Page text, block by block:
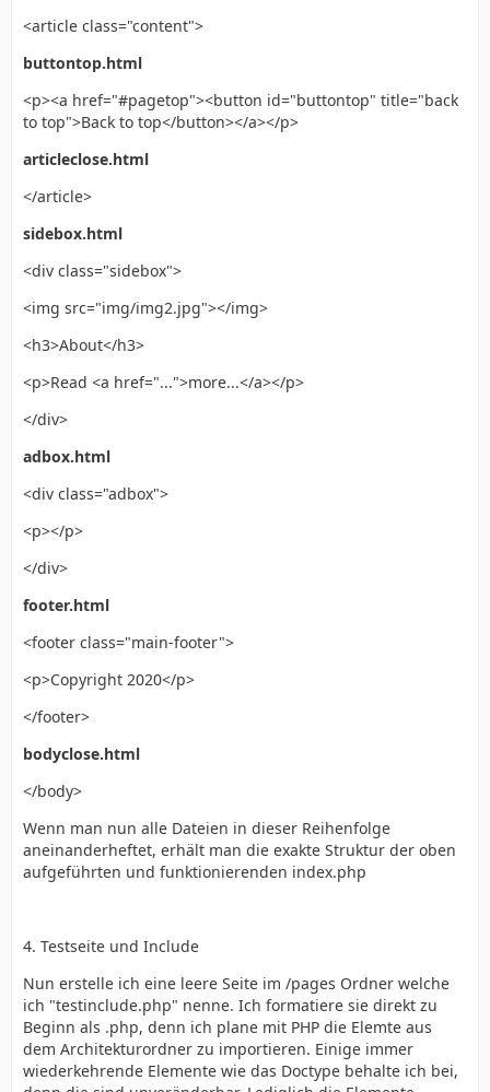
<article class="content">
buttontop.html
<p><a href="#pagetop"><button id="buttontop" title="back
to top">Back to top</button></a></p>
articleclose.html
</article>
sidebox.html
<div class="sidebox">
<img src="img/img2.jpg"></img>
<h3>About</h3>
<p>Read <a href="...">more...</a></p>
</div>
adbox.html
<div class="adbox">
<p></p>
</div>
footer.html
<footer class="main-footer">
<p>Copyright 2020</p>
</footer>
bodyclose.html
</body>
Wenn man nun alle Dateien in dieser Reihenfolge
aneinanderheftet, erhält man die exakte Struktur der oben
aufgeführten und funktionierenden index.php
4. Testseite und Include
Nun erstelle ich eine leere Seite im /pages Ordner welche
ich "testinclude.php" nenne. Ich formatiere sie direkt zu
Beginn als .php, denn ich plane mit PHP die Elemte aus
dem Architekturordner zu importieren. Einige immer
wiederkehrende Elemente wie das Doctype behalte ich bei,